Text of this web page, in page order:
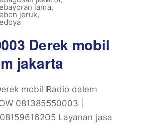
lama,
jeruk,
Derek mobil
jakarta
mobil Radio dalem
081385550003 |
Layanan jasa